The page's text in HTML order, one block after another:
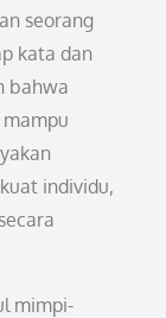
seorang
kata dan
bahwa
individu,
mimpi-